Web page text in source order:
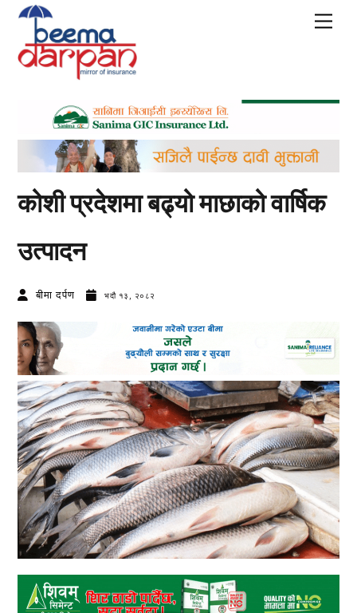
Skip
content
कोशी प्रदेशमा बढ्यो माछाको वार्षिक
उत्पादन
बीमा दर्पण भदौ १३, २०८२